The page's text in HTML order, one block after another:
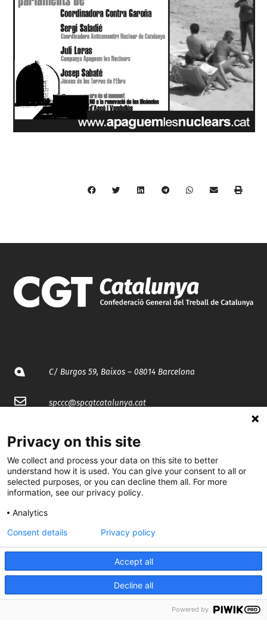
C/ Burgos 59, Baixos – 08014 Barcelona
spccc@spcgtcatalunya.cat
@CGTCatalunya
cgtcatalunya
CGTCatalunya
cgtcatalunya
Desenvolupat per
Privacy on this site
We collect and process your data on this site to better
understand how it is used. You can give your consent to all or
selected purposes, or you can decline them all. For more
information, see our privacy policy.
Analytics
Accept all
Decline all
Consent details Privacy policy
Powered by